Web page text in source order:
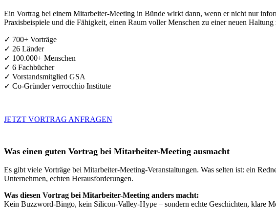
Ein Vortrag bei einem Mitarbeiter-Meeting in Bünde wirkt dann, wenn er nicht nur
Praxisbeispiele und die Fähigkeit, einen Raum voller Menschen zu einer neuen Haltung
✓ 700+ Vorträge
✓ 26 Länder
✓ 100.000+ Menschen
✓ 6 Fachbücher
✓ Vorstandsmitglied GSA
✓ Co-Gründer verrocchio Institute
JETZT VORTRAG ANFRAGEN
Was einen guten Vortrag bei Mitarbeiter-Meeting ausmacht
Es gibt viele Vorträge bei Mitarbeiter-Meeting-Veranstaltungen. Was selten ist: ein
Unternehmen, echten Herausforderungen.
Was diesen Vortrag bei Mitarbeiter-Meeting anders macht:
Kein Buzzword-Bingo, kein Silicon-Valley-Hype – sondern echte Geschichten, klare